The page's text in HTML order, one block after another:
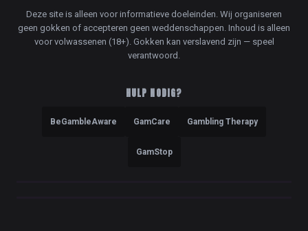
Deze site is alleen voor informatieve doeleinden. Wij organiseren
geen gokken of accepteren geen weddenschappen. Inhoud is alleen
voor volwassenen (18+). Gokken kan verslavend zijn — speel
verantwoord.
HULP NODIG?
BeGambleAware GamCare Gambling Therapy
GamStop